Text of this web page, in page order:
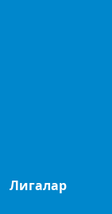
Лигалар